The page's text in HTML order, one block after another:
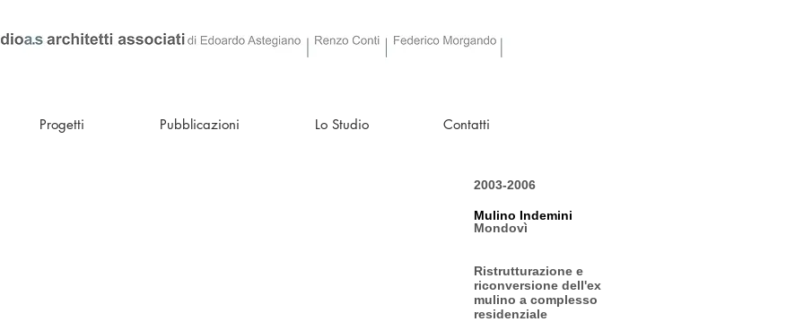
2003-2006
Mondovì
Ristrutturazione e
riconversione dell'ex
mulino a complesso
residenziale
Mulino Indemini
Progetti Pubblicazioni Lo Studio Contatti